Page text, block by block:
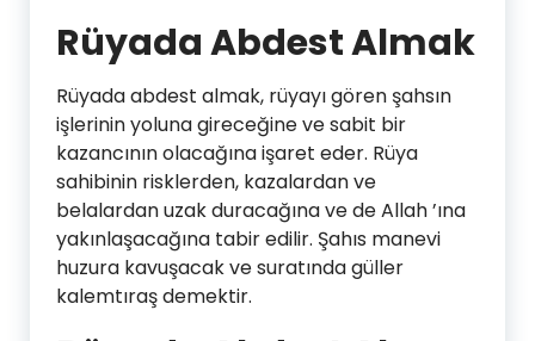
Rüyada Abdest Almak
Rüyada abdest almak, rüyayı gören şahsın
işlerinin yoluna gireceğine ve sabit bir
kazancının olacağına işaret eder. Rüya
sahibinin risklerden, kazalardan ve
belalardan uzak duracağına ve de Allah ’ına
yakınlaşacağına tabir edilir. Şahıs manevi
huzura kavuşacak ve suratında güller
kalemtıraş demektir.